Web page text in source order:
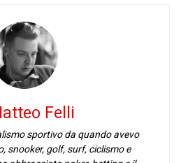
Felli
sportivo da quando avevo
snooker, golf, surf, ciclismo e